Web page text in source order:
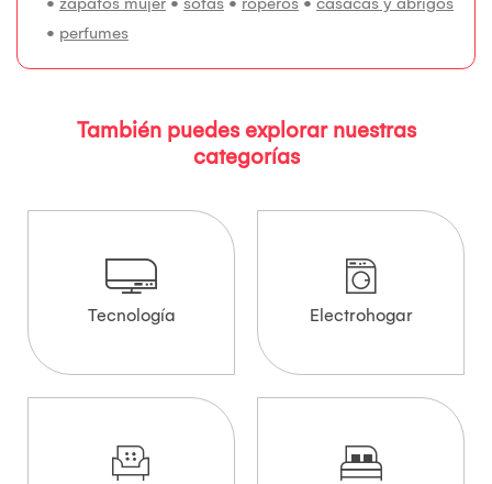
• perfumes
También puedes explorar nuestras
categorías
Tecnología Electrohogar